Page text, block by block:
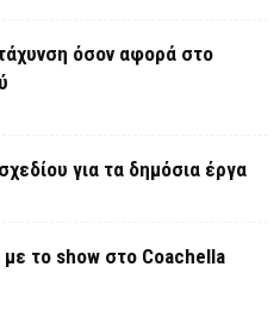
όσον αφορά στο
για τα δημόσια έργα
το show στο Coachella